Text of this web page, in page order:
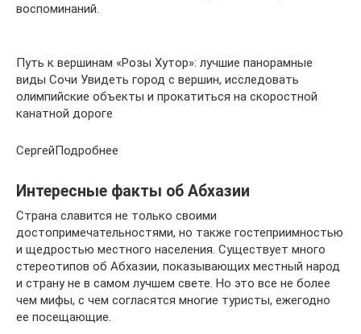
воспоминаний.
Путь к вершинам «Розы Хутор»: лучшие панорамные
виды Сочи Увидеть город с вершин, исследовать
олимпийские объекты и прокатиться на скоростной
канатной дороге
СергейПодробнее
Интересные факты об Абхазии
Страна славится не только своими
достопримечательностями, но также гостеприимностью
и щедростью местного населения. Существует много
стереотипов об Абхазии, показывающих местный народ
и страну не в самом лучшем свете. Но это все не более
чем мифы, с чем согласятся многие туристы, ежегодно
ее посещающие.